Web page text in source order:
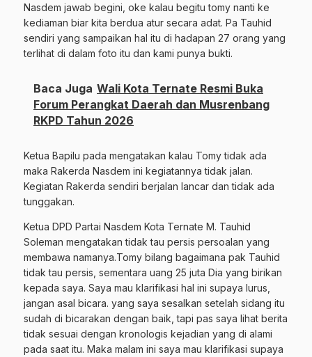
Nasdem jawab begini, oke kalau begitu tomy nanti ke
kediaman biar kita berdua atur secara adat. Pa Tauhid
sendiri yang sampaikan hal itu di hadapan 27 orang yang
terlihat di dalam foto itu dan kami punya bukti.
Baca Juga Wali Kota Ternate Resmi Buka
Forum Perangkat Daerah dan Musrenbang
RKPD Tahun 2026
Ketua Bapilu pada mengatakan kalau Tomy tidak ada
maka Rakerda Nasdem ini kegiatannya tidak jalan.
Kegiatan Rakerda sendiri berjalan lancar dan tidak ada
tunggakan.
Ketua DPD Partai Nasdem Kota Ternate M. Tauhid
Soleman mengatakan tidak tau persis persoalan yang
membawa namanya.Tomy bilang bagaimana pak Tauhid
tidak tau persis, sementara uang 25 juta Dia yang birikan
kepada saya. Saya mau klarifikasi hal ini supaya lurus,
jangan asal bicara. yang saya sesalkan setelah sidang itu
sudah di bicarakan dengan baik, tapi pas saya lihat berita
tidak sesuai dengan kronologis kejadian yang di alami
pada saat itu. Maka malam ini saya mau klarifikasi supaya